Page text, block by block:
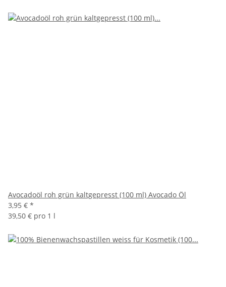
Avocadoöl roh grün kaltgepresst (100 ml) Avocado Öl
3,95 € *
39,50 € pro 1 l